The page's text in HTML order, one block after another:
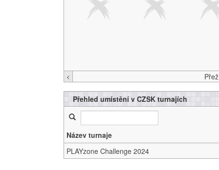
<
Přehled umístění v CZSK turnajích
Název turnaje
PLAYzone Challenge 2024